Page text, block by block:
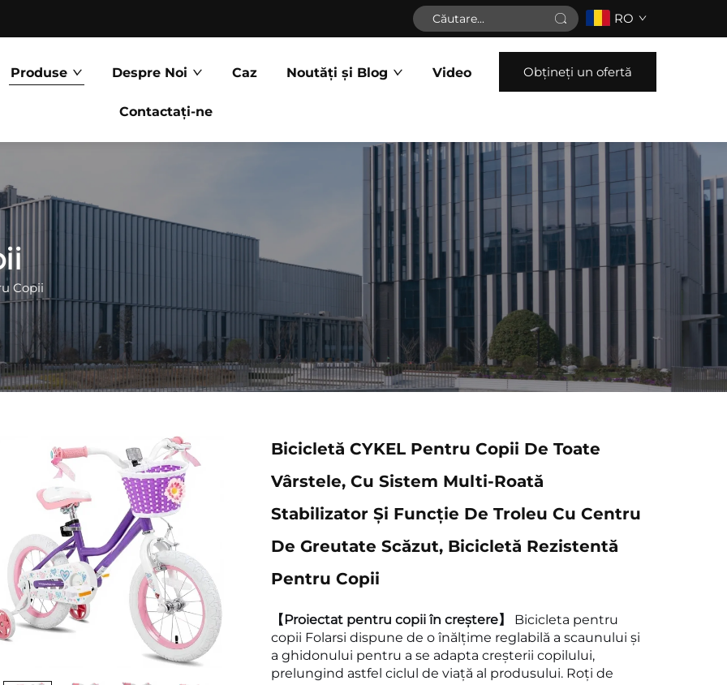
RO
Produse Despre Noi Caz Noutăți și Blog Video
Contactați-ne
Obțineți un ofertă
Copii
Bicicletă CYKEL Pentru Copii De Toate
Vârstele, Cu Sistem Multi-Roată
Stabilizator Și Funcție De Troleu Cu Centru
De Greutate Scăzut, Bicicletă Rezistentă
Pentru Copii
【Proiectat pentru copii în creștere】 Bicicleta pentru
copii Folarsi dispune de o înălțime reglabilă a scaunului și
a ghidonului pentru a se adapta creșterii copilului,
prelungind astfel ciclul de viață al produsului. Roți de